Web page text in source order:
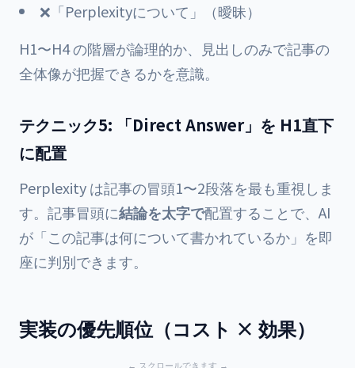
❌「Perplexityについて」（曖昧）
H1〜H4 の階層が論理的か、見出しのみで記事の
全体像が把握できるかを意識。
テクニック5: 「Direct Answer」を H1直下
に配置
Perplexity は記事の冒頭1〜2段落を最も重視しま
す。記事冒頭に結論を太字で配置することで、AI
が「この記事は何について書かれているか」を即
座に判別できます。
実装の優先順位（コスト × 効果）